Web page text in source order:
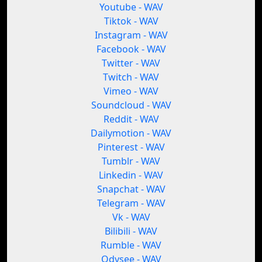
Youtube - WAV
Tiktok - WAV
Instagram - WAV
Facebook - WAV
Twitter - WAV
Twitch - WAV
Vimeo - WAV
Soundcloud - WAV
Reddit - WAV
Dailymotion - WAV
Pinterest - WAV
Tumblr - WAV
Linkedin - WAV
Snapchat - WAV
Telegram - WAV
Vk - WAV
Bilibili - WAV
Rumble - WAV
Odysee - WAV